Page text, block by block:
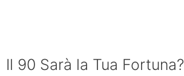
Il 90 Sarà la Tua Fortuna?